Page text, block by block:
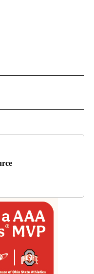
NOTIFICATIONS ABOUT